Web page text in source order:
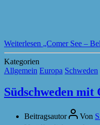
Weiterlesen „Comer See –
Kategorien
Allgemein Europa Schweden
Südschweden mit
Beitragsautor Von